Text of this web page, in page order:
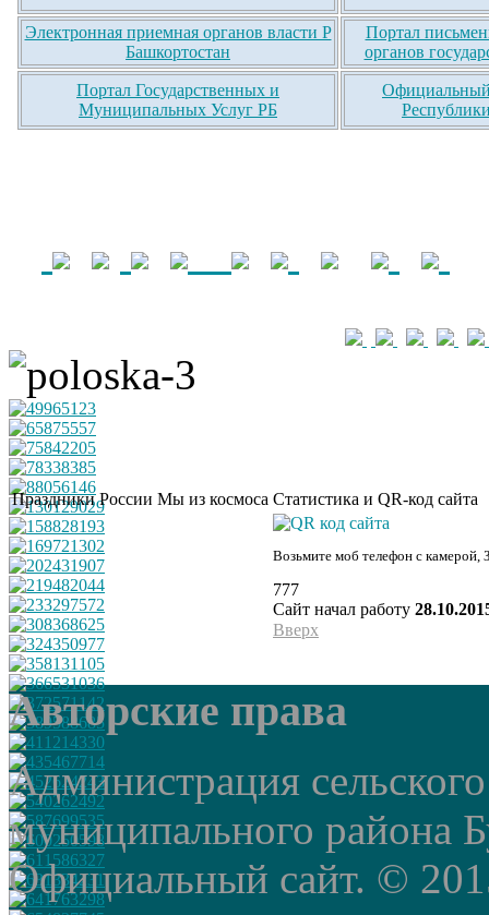
Электронная приемная органов власти Р
Башкортостан
Портал
органов
Портал Государственных и
Муниципальных Услуг РБ
Официальный
Праздники России Мы из космоса Статистика и QR-код сайта
Возьмите моб телефон с камерой,
777
Сайт начал работу
Вверх
Авторские права
Администрация
муниципального района
Официальный сайт. ©